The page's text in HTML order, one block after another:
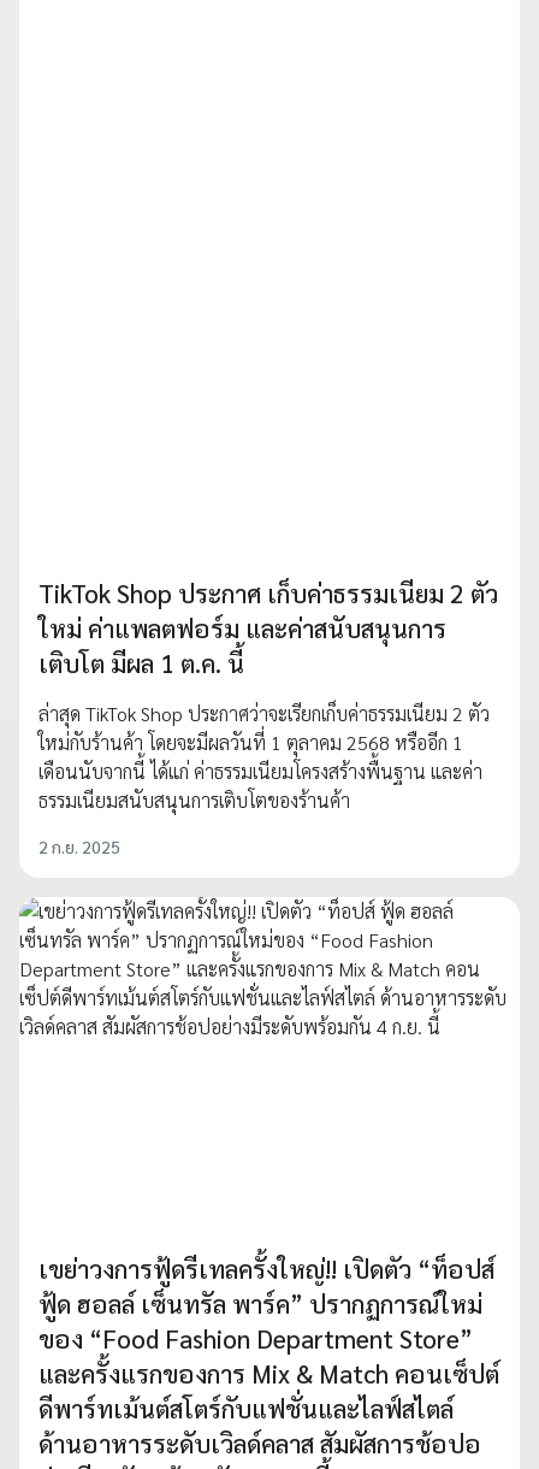
TikTok Shop ประกาศ เก็บค่าธรรมเนียม 2 ตัว
ใหม่ ค่าแพลตฟอร์ม และค่าสนับสนุนการ
เติบโต มีผล 1 ต.ค. นี้
ล่าสุด TikTok Shop ประกาศว่าจะเรียกเก็บค่าธรรมเนียม 2 ตัว
ใหม่กับร้านค้า โดยจะมีผลวันที่ 1 ตุลาคม 2568 หรืออีก 1
เดือนนับจากนี้ ได้แก่ ค่าธรรมเนียมโครงสร้างพื้นฐาน และค่า
ธรรมเนียมสนับสนุนการเติบโตของร้านค้า
2 ก.ย. 2025
เขย่าวงการฟู้ดรีเทลครั้งใหญ่!! เปิดตัว “ท็อปส์
ฟู้ด ฮอลล์ เซ็นทรัล พาร์ค” ปรากฏการณ์ใหม่
ของ “Food Fashion Department Store”
และครั้งแรกของการ Mix & Match คอนเซ็ปต์
ดีพาร์ทเม้นต์สโตร์กับแฟชั่นและไลฟ์สไตล์
ด้านอาหารระดับเวิลด์คลาส สัมผัสการช้อปอ